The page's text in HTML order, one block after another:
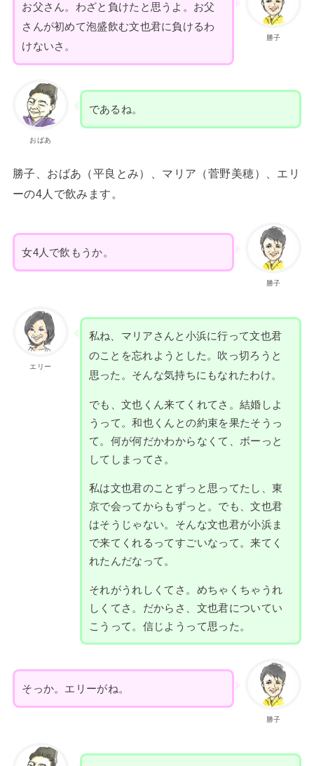
勝子
お父さん。わざと負けたと思うよ。お父
さんが初めて泡盛飲む文也君に負けるわ
けないさ。
おばあ
であるね。
勝子、おばあ（平良とみ）、マリア（菅野美穂）、エリ
ーの4人で飲みます。
勝子
女4人で飲もうか。
エリー
私ね、マリアさんと小浜に行って文也君
のことを忘れようとした。吹っ切ろうと
思った。そんな気持ちにもなれたわけ。
でも、文也くん来てくれてさ。結婚しよ
うって。和也くんとの約束を果たそうっ
て。何が何だかわからなくて、ボーっと
してしまってさ。
私は文也君のことずっと思ってたし、東
京で会ってからもずっと。でも、文也君
はそうじゃない。そんな文也君が小浜ま
で来てくれるってすごいなって。来てく
れたんだなって。
それがうれしくてさ。めちゃくちゃうれ
しくてさ。だからさ、文也君についてい
こうって。信じようって思った。
勝子
そっか。エリーがね。